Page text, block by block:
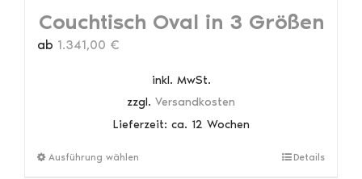
Couchtisch Oval in 3 Größen
ab 1.341,00 €
inkl. MwSt.
zzgl. Versandkosten
Lieferzeit: ca. 12 Wochen
Ausführung wählen Details